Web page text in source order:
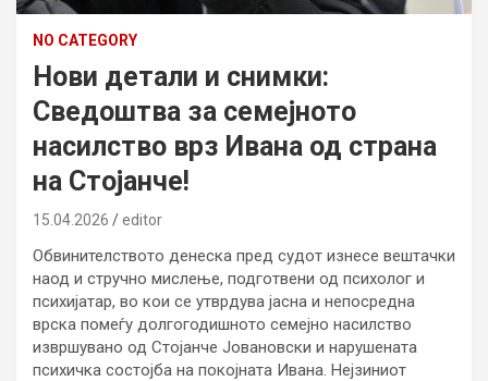
NO CATEGORY
Нови детали и снимки:
Сведоштва за семејното
насилство врз Ивана од страна
на Стојанче!
15.04.2026 editor
Обвинителството денеска пред судот изнесе вештачки
наод и стручно мислење, подготвени од психолог и
психијатар, во кои се утврдува јасна и непосредна
врска помеѓу долгогодишното семејно насилство
извршувано од Стојанче Јовановски и нарушената
психичка состојба на покојната Ивана. Нејзиниот